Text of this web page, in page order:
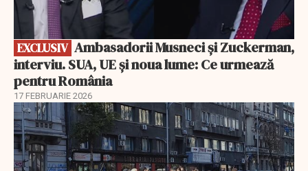
EXCLUSIV
interviu. SUA, UE și noua lume: Ce urmează
pentru România
17 FEBRUARIE 2026